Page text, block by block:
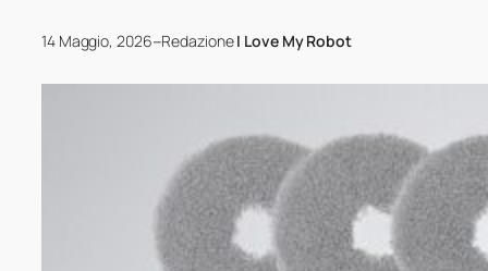
14 Maggio, 2026–RedazioneI Love My Robot